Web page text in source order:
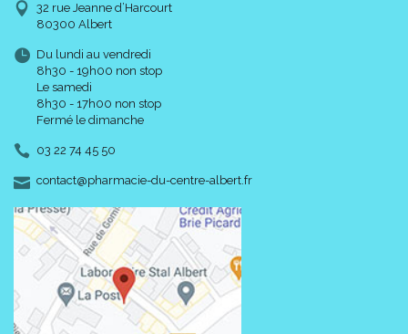
32 rue Jeanne d’Harcourt
80300 Albert
Du lundi au vendredi
8h30 - 19h00 non stop
Le samedi
8h30 - 17h00 non stop
Fermé le dimanche
03 22 74 45 50
contact-
@-
pharmacie-du-centre-albert.fr